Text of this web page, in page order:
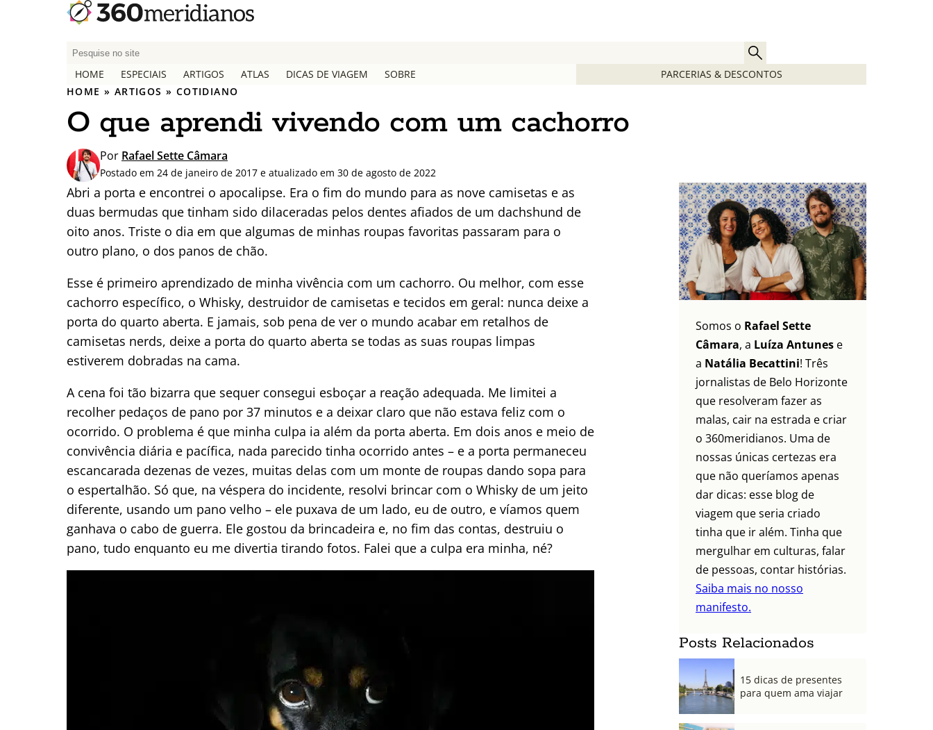
P
q
u
i
s
a
p
o
r
:
HOME ESPECIAIS ARTIGOS ATLAS DICAS DE VIAGEM SOBRE
PARCERIAS & DESCONTOS
HOME » ARTIGOS » COTIDIANO
O que aprendi vivendo com um cachorro
Por Rafael Sette Câmara
Postado em 24 de janeiro de 2017 e atualizado em 30 de agosto de 2022
Abri a porta e encontrei o apocalipse. Era o fim do mundo para as nove camisetas e as
duas bermudas que tinham sido dilaceradas pelos dentes afiados de um dachshund de
oito anos. Triste o dia em que algumas de minhas roupas favoritas passaram para o
outro plano, o dos panos de chão.
Esse é primeiro aprendizado de minha vivência com um cachorro. Ou melhor, com esse
cachorro específico, o Whisky, destruidor de camisetas e tecidos em geral: nunca deixe a
porta do quarto aberta. E jamais, sob pena de ver o mundo acabar em retalhos de
camisetas nerds, deixe a porta do quarto aberta se todas as suas roupas limpas
estiverem dobradas na cama.
A cena foi tão bizarra que sequer consegui esboçar a reação adequada. Me limitei a
recolher pedaços de pano por 37 minutos e a deixar claro que não estava feliz com o
ocorrido. O problema é que minha culpa ia além da porta aberta. Em dois anos e meio de
convivência diária e pacífica, nada parecido tinha ocorrido antes – e a porta permaneceu
escancarada dezenas de vezes, muitas delas com um monte de roupas dando sopa para
o espertalhão. Só que, na véspera do incidente, resolvi brincar com o Whisky de um jeito
diferente, usando um pano velho – ele puxava de um lado, eu de outro, e víamos quem
ganhava o cabo de guerra. Ele gostou da brincadeira e, no fim das contas, destruiu o
pano, tudo enquanto eu me divertia tirando fotos. Falei que a culpa era minha, né?
Somos o Rafael Sette
Câmara, a Luíza Antunes e
a Natália Becattini! Três
jornalistas de Belo Horizonte
que resolveram fazer as
malas, cair na estrada e criar
o 360meridianos. Uma de
nossas únicas certezas era
que não queríamos apenas
dar dicas: esse blog de
viagem que seria criado
tinha que ir além. Tinha que
mergulhar em culturas, falar
de pessoas, contar histórias.
Saiba mais no nosso
manifesto.
Posts Relacionados
15 dicas de presentes
para quem ama viajar